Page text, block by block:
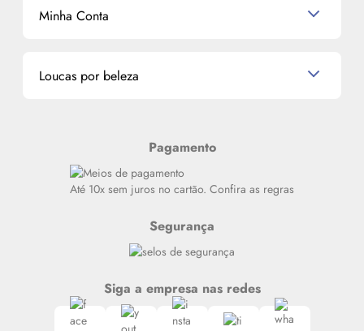
Nossas lojas
La Vie Est Belle Lancôme
Minha Conta
Meus endereços
Loucas por beleza
Siga nosso canal no Whatsapp
Pagamento
Até 10x sem juros no cartão. Confira as regras
Segurança
Siga a empresa nas redes